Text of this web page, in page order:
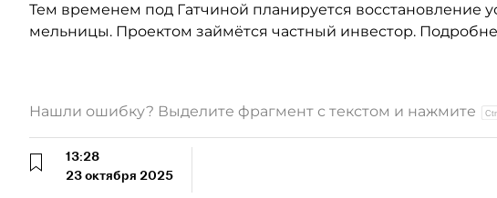
Тем временем под Гатчиной планируется восстановление
мельницы. Проектом займётся частный инвестор.
Нашли ошибку? Выделите фрагмент с текстом и нажмите
13:28
23 октября 2025